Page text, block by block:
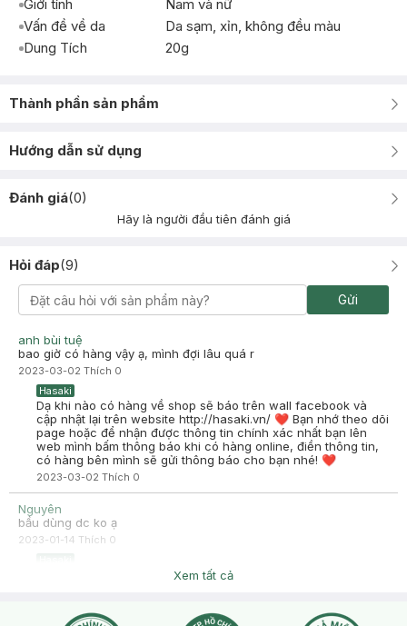
Giới tính
Nam và nữ
Vấn đề về da
Da sạm, xỉn, không đều màu
Dung Tích
20g
Thành phần sản phẩm
Hướng dẫn sử dụng
Đánh giá(0)
Hãy là người đầu tiên đánh giá
Hỏi đáp(9)
Gửi
anh bùi tuệ
bao giờ có hàng vậy ạ, mình đợi lâu quá r
2023-03-02 Thích 0
Hasaki
Dạ khi nào có hàng về shop sẽ báo trên wall facebook và
cập nhật lại trên website http://hasaki.vn/ ❤ Bạn nhớ theo dõi
page hoặc để nhận được thông tin chính xác nhất bạn lên
web mình bấm thông báo khi có hàng online, điền thông tin,
có hàng bên mình sẽ gửi thông báo cho bạn nhé! ❤
2023-03-02 Thích 0
Nguyên
bầu dùng dc ko ạ
2023-01-14 Thích 0
Hasaki xin chào, dạ vì một số sản phẩm thường sử dụng có
người mẹ. Nếu bạn đang mang bầu hoặc cho con ti sữa hoặc
Xem tất cả